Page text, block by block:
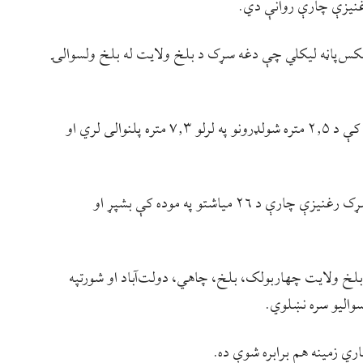
چارې روانې دي.
لیکلي چې دغه سړک د بلخ ولایت له بلخ ولسوالۍ
د خبرپاڼې له مخې چې یاد سړک په دواړو خواوو کې د ۲٫۵ متره شولډرونو په لرلو ۷٫۳ متره پلنوالی لري او
ښاغلي حق‌شناس لیکلي، ټاکل شوې چې د یاد سړک رغنیزې چارې د ۲۶ میاشتو په موده کې بشپړ او
ولایت چهاربولک، بلخ، چاهي، دولت‌آباد او شورتپه
سره نښلوي.